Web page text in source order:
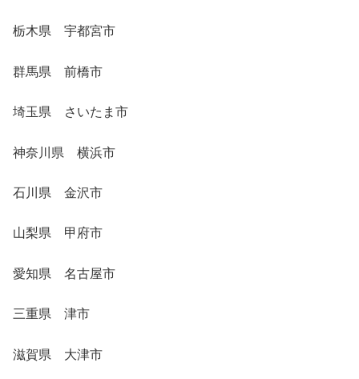
栃木県 宇都宮市
群馬県 前橋市
埼玉県 さいたま市
神奈川県 横浜市
石川県 金沢市
山梨県 甲府市
愛知県 名古屋市
三重県 津市
滋賀県 大津市